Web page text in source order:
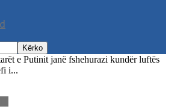
e Putinit janë fshehurazi kundër luftës
i...